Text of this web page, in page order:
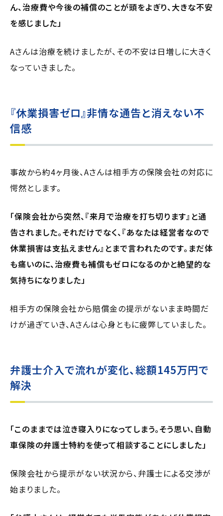
ん、治療費や今後の補償のことが頭をよぎり、大きな不安
を感じました」
Aさんは治療を続けましたが、その不安は日増しに大きく
なっていきました。
『休業損害ゼロ』非情な通告と消えない不
信感
事故から約4ヶ月後、Aさんは相手方の保険会社の対応に
愕然とします。
「保険会社から突然、『来月で治療を打ち切ります』と通
告されました。それだけでなく、『あなたは経営者なので
休業損害は支払えません』とまで言われたのです。まだ体
も痛いのに、治療費も補償もゼロになるのかと絶望的な
気持ちになりました」
相手方の保険会社から賠償金の提示がないまま時間だ
けが過ぎていき、Aさんは心身ともに疲弊していました。
弁護士介入で流れが変化、総額145万円で
解決
「このままでは泣き寝入りになってしまう。そう思い、自動
車保険の弁護士特約を使って相談することにしました」
保険会社から提示がない状況から、弁護士による交渉が
始まりました。